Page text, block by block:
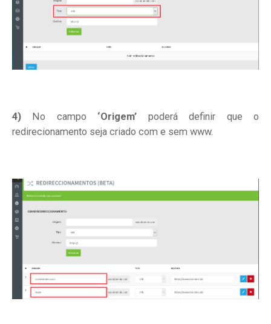
4) No campo ‘Origem’ poderá definir que o
redirecionamento seja criado com e sem www.